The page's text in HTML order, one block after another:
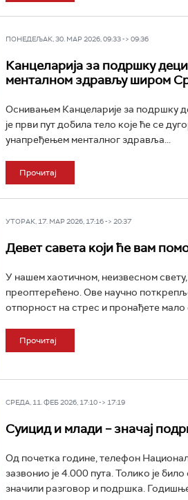
ПОНЕДЕЉАК, 30. МАР 2026, 09:33 -> 09:36
Канцеларија за подршку
менталном здрављу широм
Оснивањем Канцеларије за подршку
је први пут добила тело које ће се
унапређењем менталног здравља...
Прочитај
УТОРАК, 17. МАР 2026, 17:16 -> 20:37
Девет савета који ће вам
У нашем хаотичном, неизвесном
преоптерећено. Ове научно
отпорност на стрес и пронађете мало
Прочитај
СРЕДА, 11. ФЕБ 2026, 17:10 -> 17:19
Суицид и млади – значај
Од почетка године, телефон
зазвонио је 4.000 пута. Толико је
значили разговор и подршка. Годишње